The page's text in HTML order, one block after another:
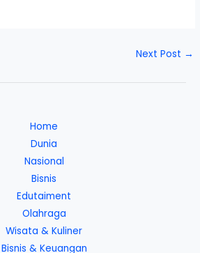
Next Post →
Home
Dunia
Nasional
Bisnis
Edutaiment
Olahraga
Wisata & Kuliner
Bisnis & Keuangan